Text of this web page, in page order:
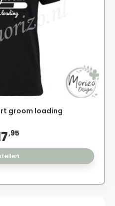
groom loading
,95